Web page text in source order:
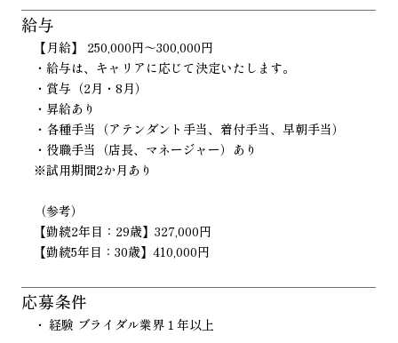
給与
【月給】 250,000円～300,000円
・給与は、キャリアに応じて決定いたします。
・賞与（2月・8月）
・昇給あり
・各種手当（アテンダント手当、着付手当、早朝手当）
・役職手当（店長、マネージャー）あり
※試用期間2か月あり
（参考）
【勤続2年目：29歳】327,000円
【勤続5年目：30歳】410,000円
応募条件
経験 ブライダル業界１年以上